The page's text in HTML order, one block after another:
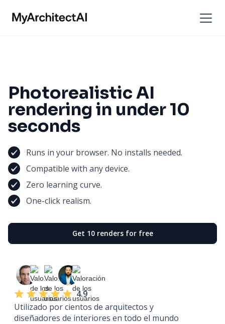
Photorealistic AI
rendering in under 10
seconds
Runs in your browser. No installs needed.
Compatible with any device.
Zero learning curve.
One-click realism.
Get 10 renders for free
4.9
Utilizado por cientos de arquitectos y
diseñadores de interiores en todo el mundo